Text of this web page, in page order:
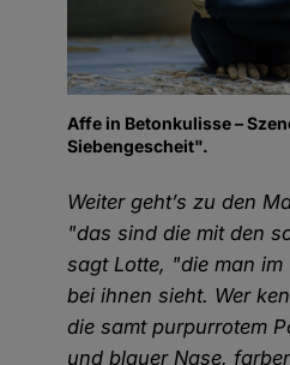
Affe in Betonkulisse –
Siebengescheit".
Weiter geht’s zu den
"das sind die mit den
sagt Lotte, "die man im
bei ihnen sieht. Wer
die samt purpurrotem
und blauer Nase,